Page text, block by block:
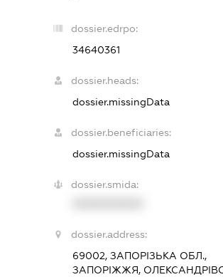
dossier.edrpo:
34640361
dossier.heads:
dossier.missingData
dossier.beneficiaries:
dossier.missingData
dossier.smida:
dossier.address:
69002, ЗАПОРІЗЬКА ОБЛ.,
ЗАПОРІЖЖЯ,